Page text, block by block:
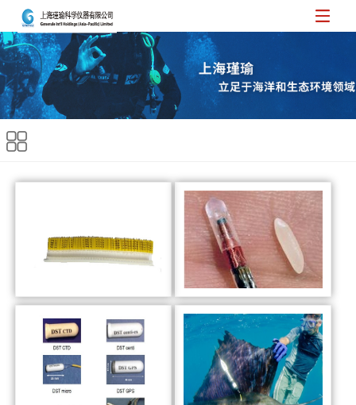
鱼类T型标记放流标记 Biomark 鱼类射频标记